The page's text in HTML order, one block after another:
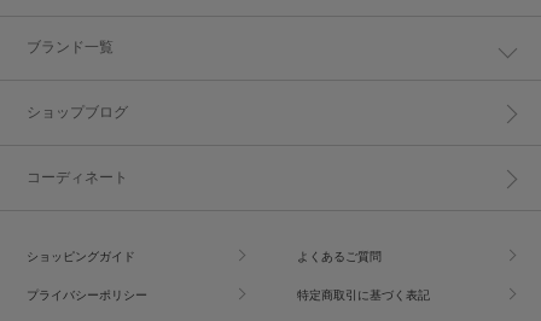
ブランド一覧
ショップブログ
コーディネート
ショッピングガイド よくあるご質問
プライバシーポリシー 特定商取引に基づく表記